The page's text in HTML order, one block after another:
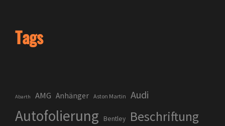
Tags
Abarth AMG Anhänger Aston Martin Audi
Autofolierung Bentley Beschriftung